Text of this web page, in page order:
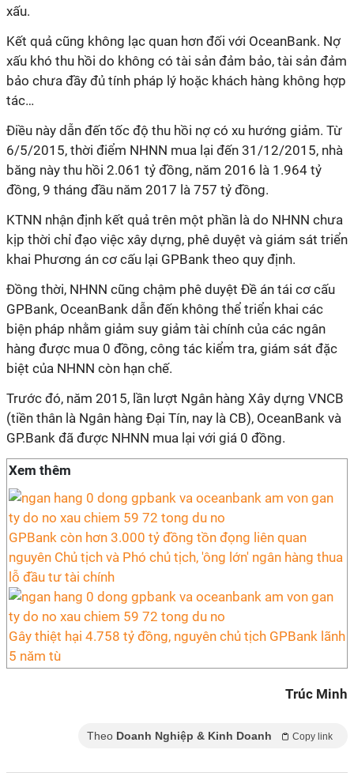
xấu.
Kết quả cũng không lạc quan hơn đối với OceanBank. Nợ
xấu khó thu hồi do không có tài sản đảm bảo, tài sản đảm
bảo chưa đầy đủ tính pháp lý hoặc khách hàng không hợp
tác…
Điều này dẫn đến tốc độ thu hồi nợ có xu hướng giảm. Từ
6/5/2015, thời điểm NHNN mua lại đến 31/12/2015, nhà
băng này thu hồi 2.061 tỷ đồng, năm 2016 là 1.964 tỷ
đồng, 9 tháng đầu năm 2017 là 757 tỷ đồng.
KTNN nhận định kết quả trên một phần là do NHNN chưa
kịp thời chỉ đạo việc xây dựng, phê duyệt và giám sát triển
khai Phương án cơ cấu lại GPBank theo quy định.
Đồng thời, NHNN cũng chậm phê duyệt Đề án tái cơ cấu
GPBank, OceanBank dẫn đến không thể triển khai các
biện pháp nhằm giảm suy giảm tài chính của các ngân
hàng được mua 0 đồng, công tác kiểm tra, giám sát đặc
biệt của NHNN còn hạn chế.
Trước đó, năm 2015, lần lượt Ngân hàng Xây dựng VNCB
(tiền thân là Ngân hàng Đại Tín, nay là CB), OceanBank và
GP.Bank đã được NHNN mua lại với giá 0 đồng.
Xem thêm
GPBank còn hơn 3.000 tỷ đồng tồn đọng liên quan
nguyên Chủ tịch và Phó chủ tịch, 'ông lớn' ngân hàng thua
lỗ đầu tư tài chính
Gây thiệt hại 4.758 tỷ đồng, nguyên chủ tịch GPBank lãnh
5 năm tù
Trúc Minh
Theo Doanh Nghiệp & Kinh Doanh Copy link